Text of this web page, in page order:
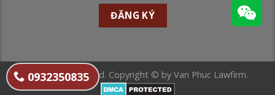
All Rights Reserved. Copyright © by Van Phuc Lawfirm.
0932350835